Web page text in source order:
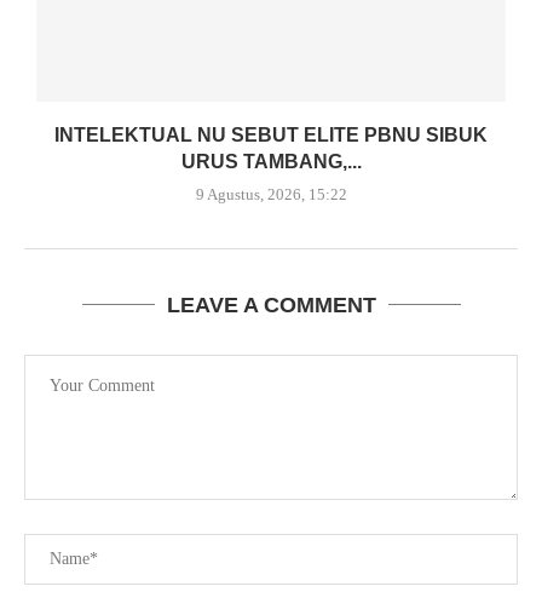
INTELEKTUAL NU SEBUT ELITE PBNU SIBUK
URUS TAMBANG,...
9 Agustus, 2026, 15:22
LEAVE A COMMENT